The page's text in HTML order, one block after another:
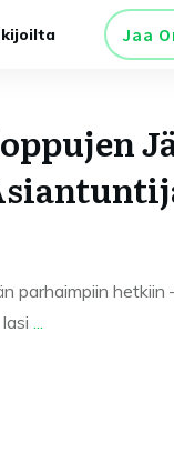
Jaa
parhaimpiin hetkiin
...